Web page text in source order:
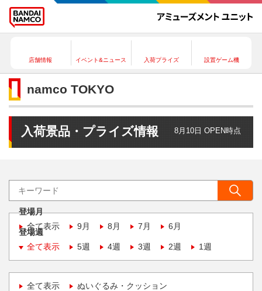
店舗情報 イベント&ニュース 入荷プライズ 設置ゲーム機
namco TOKYO
入荷景品・プライズ情報 8月10日 OPEN時点
登場月
全て表示
9月 8月 7月 6月
登場週
全て表示
5週 4週 3週 2週 1週
全て表示 ぬいぐるみ・クッション